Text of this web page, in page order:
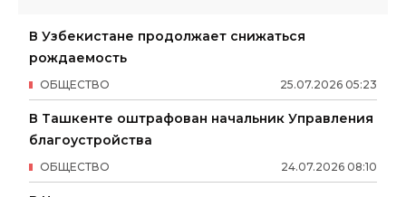
В Узбекистане продолжает снижаться
рождаемость
25.07.2026 05:23
ОБЩЕСТВО
В Ташкенте оштрафован начальник Управления
благоустройства
24.07.2026 08:10
ОБЩЕСТВО